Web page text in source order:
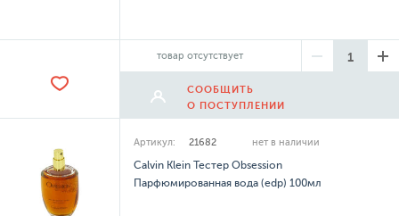
товар отсутствует
СООБЩИТЬ
О ПОСТУПЛЕНИИ
Артикул: 21682 нет в наличии
Calvin Klein Тестер Obsession
Парфюмированная вода (edp) 100мл